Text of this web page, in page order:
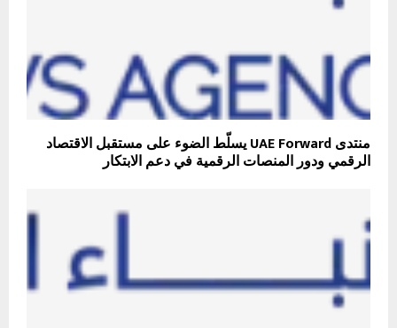
منتدى UAE Forward يسلّط الضوء على مستقبل الاقتصاد
الرقمي ودور المنصات الرقمية في دعم الابتكار